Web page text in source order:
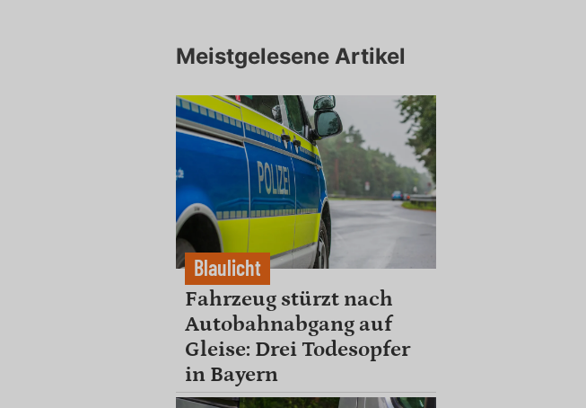
Meistgelesene Artikel
Blaulicht
Fahrzeug stürzt nach
Autobahnabgang auf
Gleise: Drei Todesopfer
in Bayern